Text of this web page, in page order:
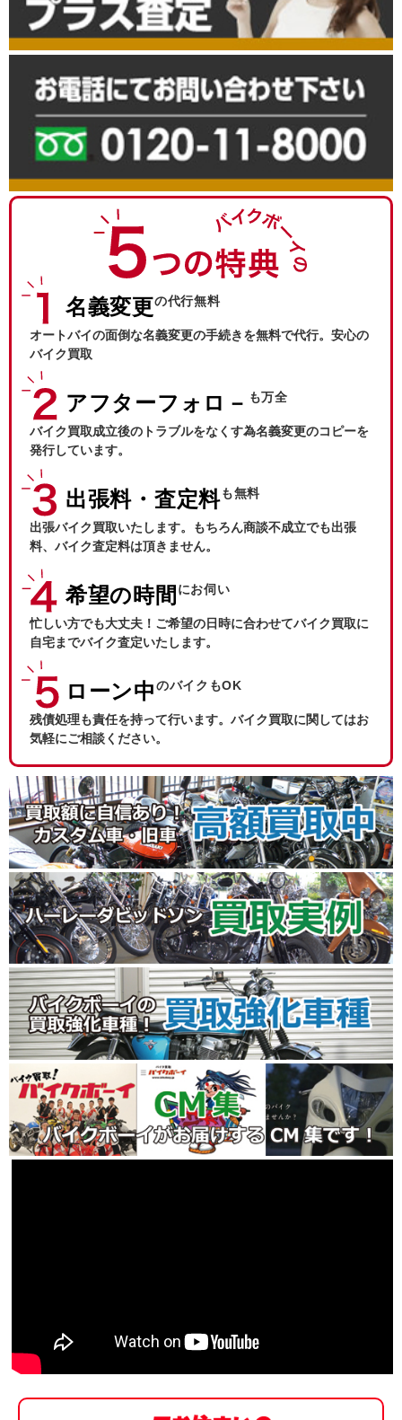
名義変更の代行無料
オートバイの面倒な名義変更の手続きを無料で代行。安心の
バイク買取
アフターフォロ－ も万全
バイク買取成立後のトラブルをなくす為名義変更のコピーを
発行しています。
出張料・査定料も無料
出張バイク買取いたします。もちろん商談不成立でも出張
料、バイク査定料は頂きません。
希望の時間 にお伺い
忙しい方でも大丈夫！ご希望の日時に合わせてバイク買取に
自宅までバイク査定いたします。
ローン中のバイクもOK
残債処理も責任を持って行います。バイク買取に関してはお
気軽にご相談ください。